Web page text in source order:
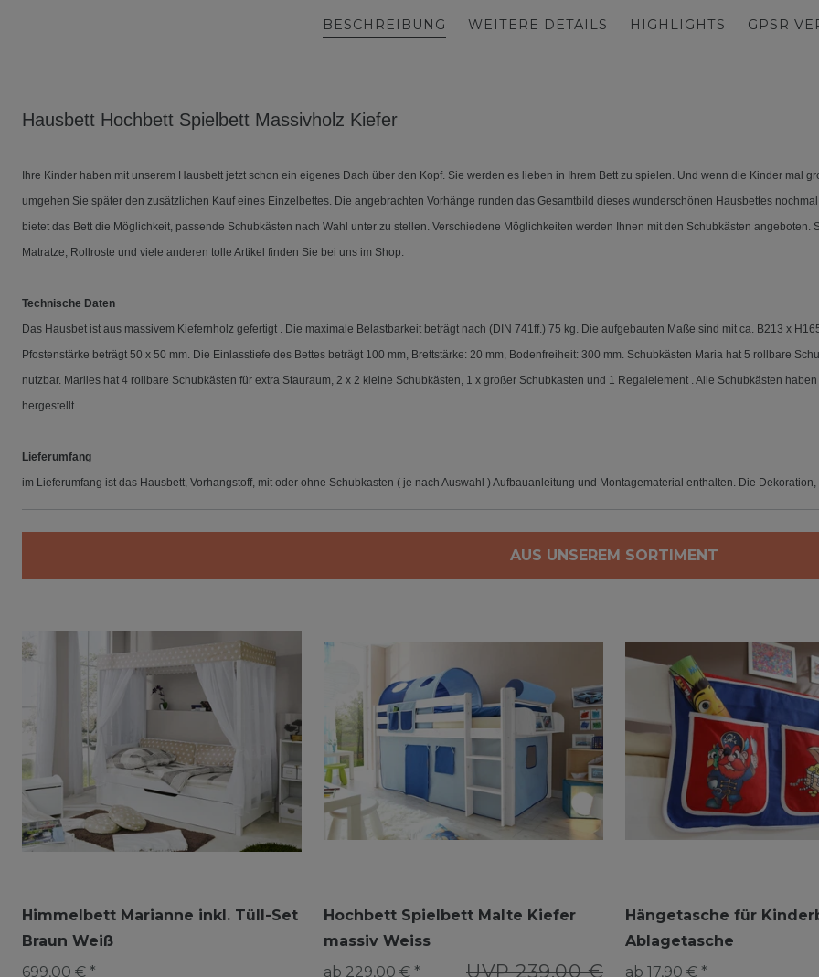
BESCHREIBUNG WEITERE DETAILS HIGHLIGHTS GPSR
Hausbett Hochbett Spielbett Massivholz Kiefer
Ihre Kinder haben mit unserem Hausbett jetzt schon ein eigenes Dach über den Kopf. Sie werden es lieben in Ihrem Bett zu spielen. Und wenn die Kinder mal
umgehen Sie später den zusätzlichen Kauf eines Einzelbettes. Die angebrachten Vorhänge runden das Gesamtbild dieses wunderschönen Hausbettes
bietet das Bett die Möglichkeit, passende Schubkästen nach Wahl unter zu stellen. Verschiedene Möglichkeiten werden Ihnen mit den Schubkästen
Matratze, Rollroste und viele anderen tolle Artikel finden Sie bei uns im Shop.
Technische Daten
Das Hausbet ist aus massivem Kiefernholz gefertigt . Die maximale Belastbarkeit beträgt nach (DIN 741ff.) 75 kg. Die aufgebauten Maße sind mit ca. B213 x
Pfostenstärke beträgt 50 x 50 mm. Die Einlasstiefe des Bettes beträgt 100 mm, Brettstärke: 20 mm, Bodenfreiheit: 300 mm. Schubkästen Maria hat 5 rollbare
nutzbar. Marlies hat 4 rollbare Schubkästen für extra Stauraum, 2 x 2 kleine Schubkästen, 1 x großer Schubkasten und 1 Regalelement . Alle Schubkästen
hergestellt.
Lieferumfang
im Lieferumfang ist das Hausbett, Vorhangstoff, mit oder ohne Schubkasten ( je nach Auswahl ) Aufbauanleitung und Montagematerial enthalten. Die
AUS UNSEREM SORTIMENT
Himmelbett Marianne inkl. Tüll-Set
Braun Weiß
699,00 € *
Hochbett Spielbett Malte Kiefer
massiv Weiss
UVP 239,00 €
ab 229,00 € *
Hängetasche für
Ablagetasche
ab 17,90 € *